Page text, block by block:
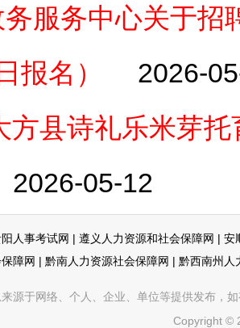
服务中心关于招
报名）
2026-
方县诗礼乐米芽
2026-05-12
人事考试网 | 遵义人力资源和社会保障网 | 安
障网 | 黔南人力资源社会保障网 | 黔西南州人
源于网络、个人、企业、单位等提供发布，
Copyright ©